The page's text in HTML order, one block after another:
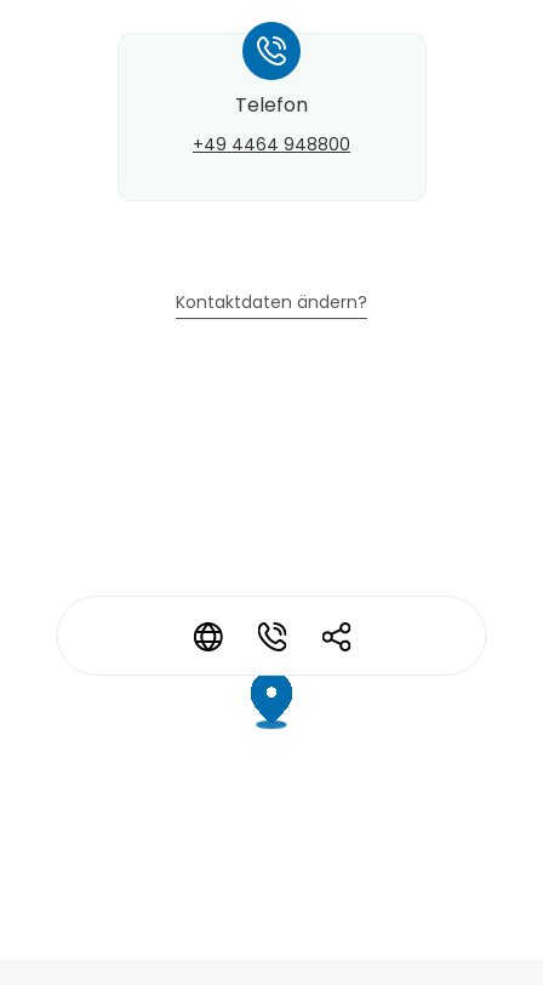
* * *
*
Telefon
+49 4464 948800
Kontaktdaten ändern?